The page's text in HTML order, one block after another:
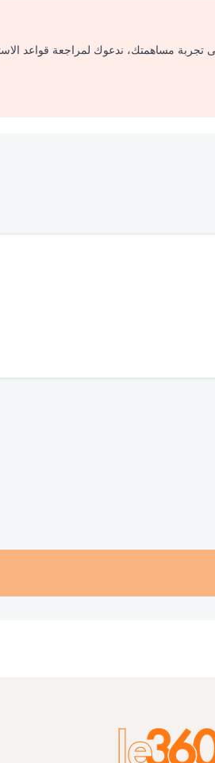
تجربة مساهمتك، ندعوك لمراجعة قواعد